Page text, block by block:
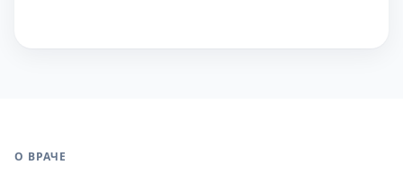
О ВРАЧЕ